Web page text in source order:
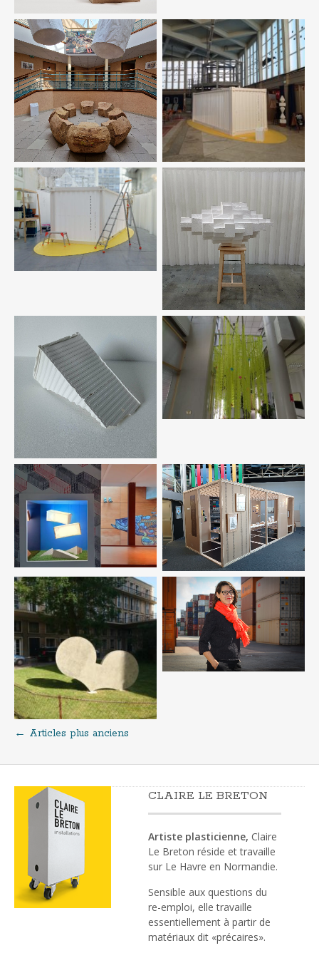
Navigation
au
sein
des
articles
← Articles plus anciens
CLAIRE LE BRETON
Artiste plasticienne, Claire
Le Breton réside et travaille
sur Le Havre en Normandie.
Sensible aux questions du
re-emploi, elle travaille
essentiellement à partir de
matériaux dit «précaires».